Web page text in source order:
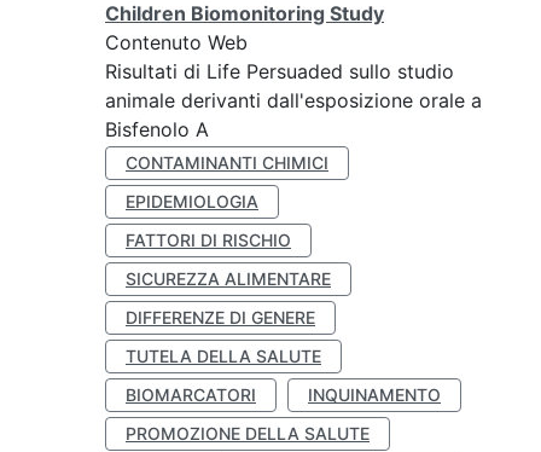
Children Biomonitoring Study
Contenuto Web
Risultati di Life Persuaded sullo studio
animale derivanti dall'esposizione orale a
Bisfenolo A
CONTAMINANTI CHIMICI
EPIDEMIOLOGIA
FATTORI DI RISCHIO
SICUREZZA ALIMENTARE
DIFFERENZE DI GENERE
TUTELA DELLA SALUTE
BIOMARCATORI
INQUINAMENTO
PROMOZIONE DELLA SALUTE